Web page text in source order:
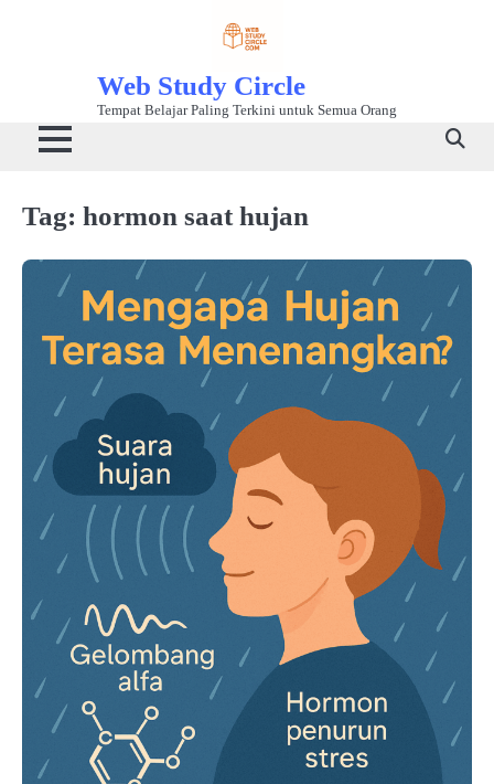
Web Study Circle
Tempat Belajar Paling Terkini untuk Semua Orang
Tag: hormon saat hujan